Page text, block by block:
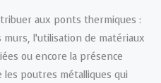
aux ponts thermiques :
l’utilisation de matériaux
ou encore la présence
poutres métalliques qui